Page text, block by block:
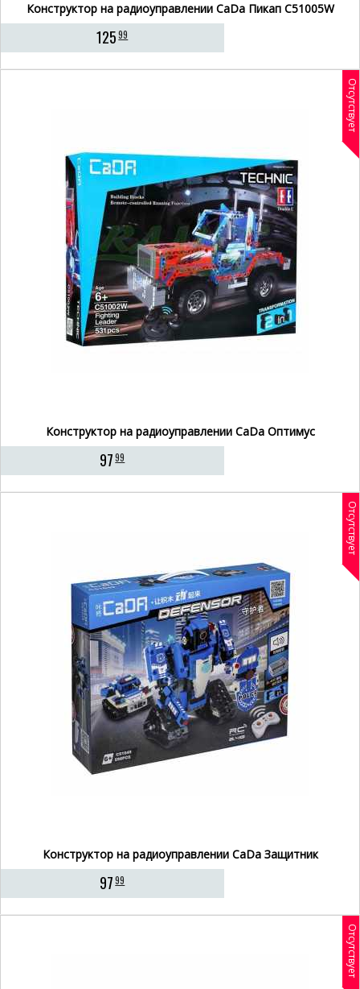
Конструктор на радиоуправлении CaDa Пикап C51005W
12599
Отсутствует
Конструктор на радиоуправлении CaDa Оптимус
9799
Отсутствует
Конструктор на радиоуправлении CaDa Защитник
9799
Отсутствует